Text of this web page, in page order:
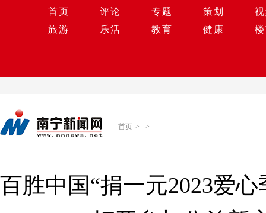
首页 评论 专题 策划
旅游
乐活 教育 健康
首页 > >
百胜中国“捐一元2023爱